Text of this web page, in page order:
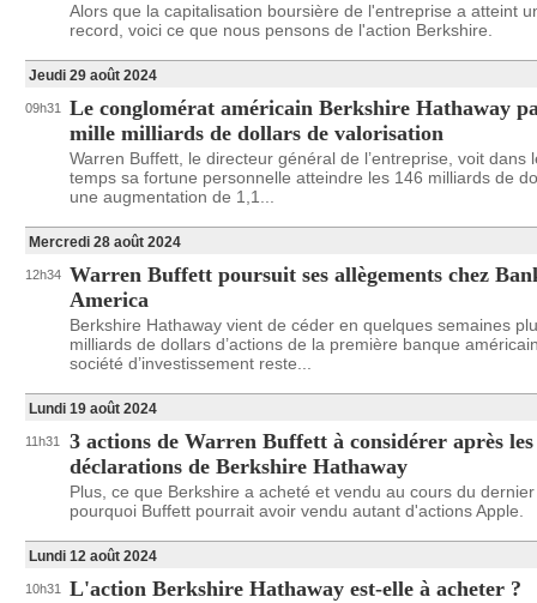
Alors que la capitalisation boursière de l'entreprise a atteint
record, voici ce que nous pensons de l'action Berkshire.
Jeudi 29 août 2024
09h31
Le conglomérat américain Berkshire Hathaway
mille milliards de dollars de valorisation
Warren Buffett, le directeur général de l’entreprise, voit dans
temps sa fortune personnelle atteindre les 146 milliards de
une augmentation de 1,1...
Mercredi 28 août 2024
12h34 Warren Buffett poursuit ses allègements chez
America
Berkshire Hathaway vient de céder en quelques semaines
milliards de dollars d’actions de la première banque
société d’investissement reste...
Lundi 19 août 2024
11h31
3 actions de Warren Buffett à considérer après
déclarations de Berkshire Hathaway
Plus, ce que Berkshire a acheté et vendu au cours du
pourquoi Buffett pourrait avoir vendu autant d'actions Apple.
Lundi 12 août 2024
10h31 L'action Berkshire Hathaway est-elle à acheter ?